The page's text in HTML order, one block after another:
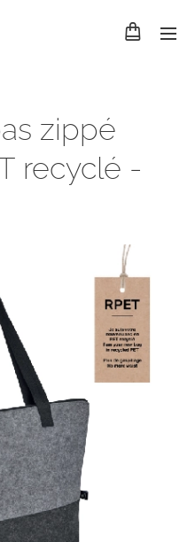
zippé
recyclé -